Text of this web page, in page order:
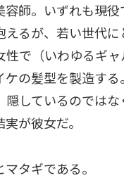
師。いずれも現
るが、若い世代
で（いわゆるギ
の髪型を製造す
しているのでは
が彼女だ。
タギである。